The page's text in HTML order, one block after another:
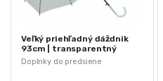
Doplnky do predsiene
Veľký priehľadný dáždnik
93cm | transparentný